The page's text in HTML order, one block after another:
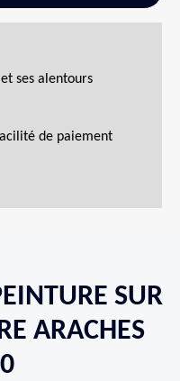
ses alentours
de paiement
SUR
ARACHES